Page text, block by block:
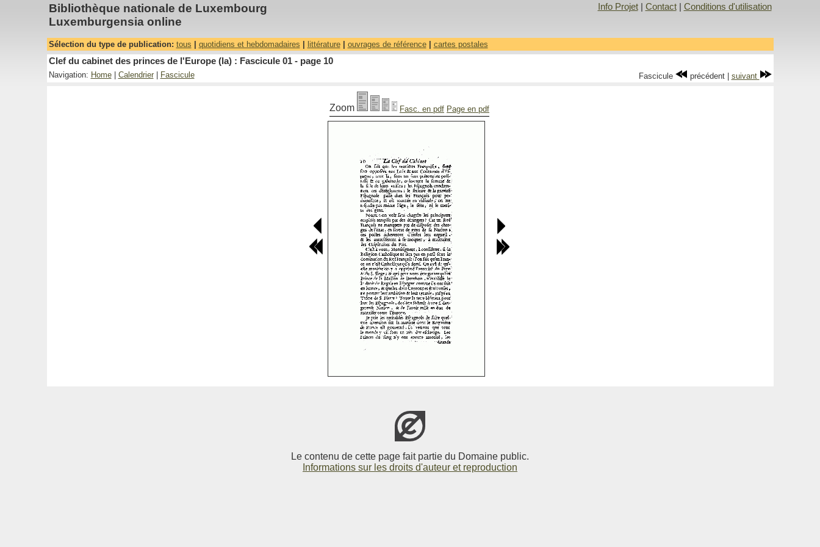
Bibliothèque nationale de Luxembourg
Luxemburgensia online
Info Projet| Contact| Conditions d'utilisation
Sélection du type de publication: tous quotidiens et hebdomadaires littérature| ouvrages de référence| cartes postales
Clef du cabinet des princes de l'Europe (la) : Fascicule 01 - page 10
Navigation: Home| Calendrier| Fascicule Fascicule précédent | suivant
Zoom Fasc. en pdf Page en pdf
Le contenu de cette page fait partie du Domaine public.
Informations sur les droits d'auteur et reproduction